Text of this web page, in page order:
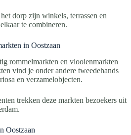
dorp zijn winkels, terrassen en
te combineren.
in Oostzaan
rommelmarkten en vlooienmarkten
vind je onder andere tweedehands
en verzamelobjecten.
trekken deze markten bezoekers uit
Oostzaan